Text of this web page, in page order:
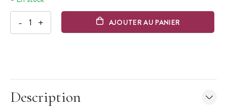
- + AJOUTER AU PANIER
Description